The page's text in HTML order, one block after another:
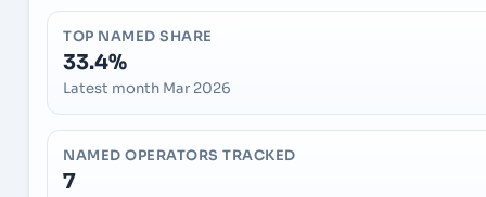
TOP NAMED SHARE
33.4%
Latest month Mar 2026
NAMED OPERATORS TRACKED
7